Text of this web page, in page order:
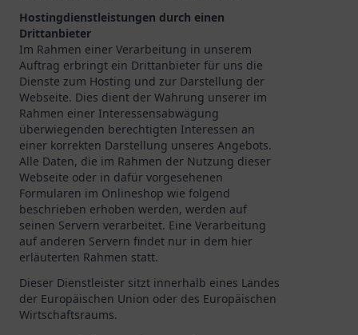
Hostingdienstleistungen durch einen
Drittanbieter
Im Rahmen einer Verarbeitung in unserem
Auftrag erbringt ein Drittanbieter für uns die
Dienste zum Hosting und zur Darstellung der
Webseite. Dies dient der Wahrung unserer im
Rahmen einer Interessensabwägung
überwiegenden berechtigten Interessen an
einer korrekten Darstellung unseres Angebots.
Alle Daten, die im Rahmen der Nutzung dieser
Webseite oder in dafür vorgesehenen
Formularen im Onlineshop wie folgend
beschrieben erhoben werden, werden auf
seinen Servern verarbeitet. Eine Verarbeitung
auf anderen Servern findet nur in dem hier
erläuterten Rahmen statt.
Dieser Dienstleister sitzt innerhalb eines Landes
der Europäischen Union oder des Europäischen
Wirtschaftsraums.